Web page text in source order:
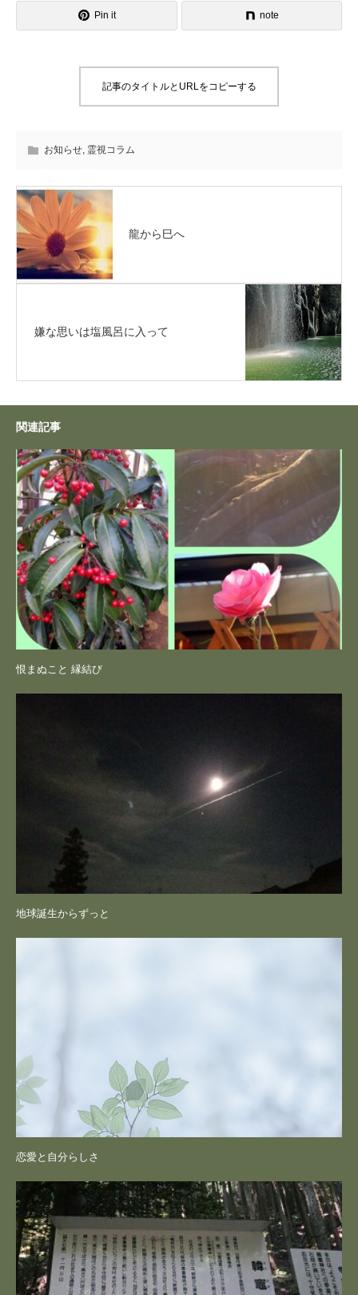
Pin it note
記事のタイトルとURLをコピーする
お知らせ, 霊視コラム
龍から巳へ
嫌な思いは塩風呂に入って
関連記事
恨まぬこと 縁結び
地球誕生からずっと
恋愛と自分らしさ